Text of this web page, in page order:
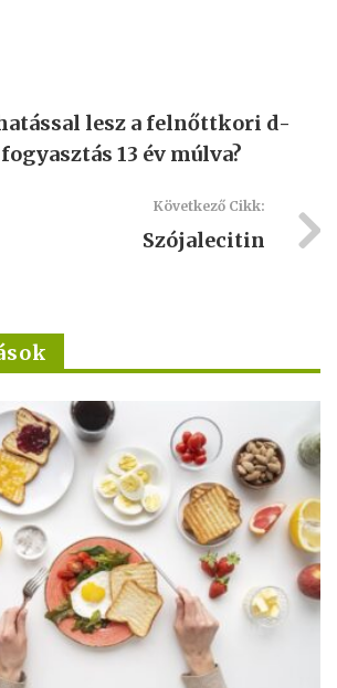
lesz a felnőttkori d-
13 év múlva?
Következő Cikk:
Szójalecitin